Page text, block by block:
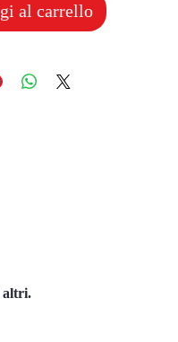
al carrello
altri.